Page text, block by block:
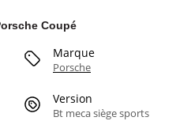
Coupé
Marque
Porsche
Version
Bt meca siège sports